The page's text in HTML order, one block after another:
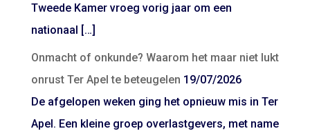
Tweede Kamer vroeg vorig jaar om een
nationaal […]
Onmacht of onkunde? Waarom het maar niet lukt
onrust Ter Apel te beteugelen 19/07/2026
De afgelopen weken ging het opnieuw mis in Ter
Apel. Een kleine groep overlastgevers, met name